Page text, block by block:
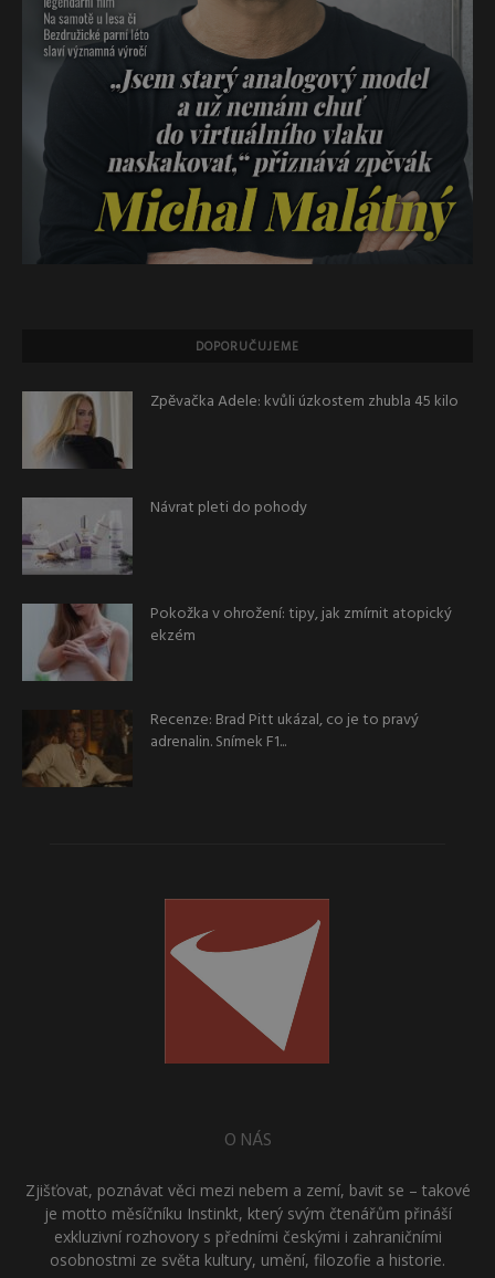
DOPORUČUJEME
Zpěvačka Adele: kvůli úzkostem zhubla 45 kilo
Návrat pleti do pohody
Pokožka v ohrožení: tipy, jak zmírnit atopický
ekzém
Recenze: Brad Pitt ukázal, co je to pravý
adrenalin. Snímek F1...
O NÁS
Zjišťovat, poznávat věci mezi nebem a zemí, bavit se – takové
je motto měsíčníku Instinkt, který svým čtenářům přináší
exkluzivní rozhovory s předními českými i zahraničními
osobnostmi ze světa kultury, umění, filozofie a historie.